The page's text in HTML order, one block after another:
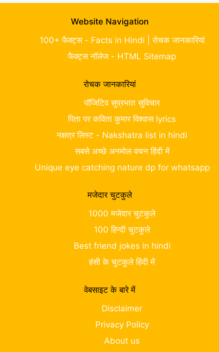
Website Navigation
100+ फैक्ट्स - Facts in Hindi | रोचक जानकारियां
फैक्ट्स नॉलेज - HTML Sitemap
रोचक जानकारियां
पॉजिटिव सुप्रभात सुविचार
पिता पर कविता कुमार विश्वास lyrics
नक्षत्र लिस्ट - Nakshatra list in hindi
सबसे अच्छे अनमोल वचन हिंदी में
Unique eye catching nature dp for whatsapp
मजेदार चुटकुले
1000 मजेदार चुटकुले
100 हिन्दी चुटकुले
Best friend jokes in hindi
हंसी के चुटकुले हिंदी में
वेबसाइट के बारे में
Disclaimer
Privacy Policy
About us